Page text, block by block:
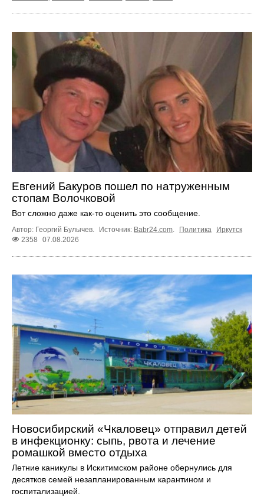
Евгений Бакуров пошел по натруженным
стопам Волочковой
Вот сложно даже как-то оценить это сообщение.
Автор: Георгий Булычев. Источник: Babr24.com Политика
Иркутск
2358
07.08.2026
Новосибирский «Чкаловец» отправил детей
в инфекционку: сыпь, рвота и лечение
ромашкой вместо отдыха
Летние каникулы в Искитимском районе обернулись для
десятков семей незапланированным карантином и
госпитализацией.